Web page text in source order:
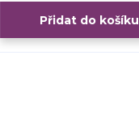
Přidat do košíku